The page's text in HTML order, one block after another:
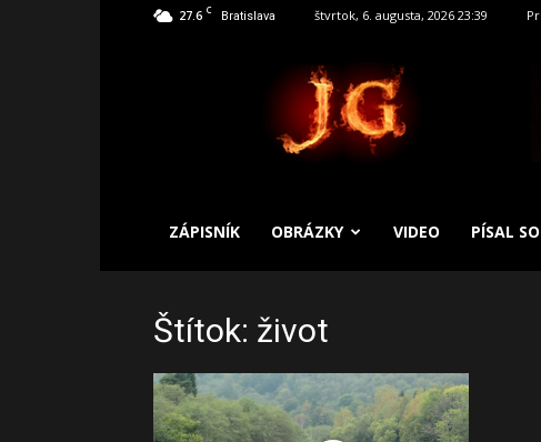
27.6 C Bratislava štvrtok, 6. augusta, 2026 23:39
SLOBODNÝ
ZÁPISNÍK OBRÁZKY VIDEO PÍSAL
Štítok: život